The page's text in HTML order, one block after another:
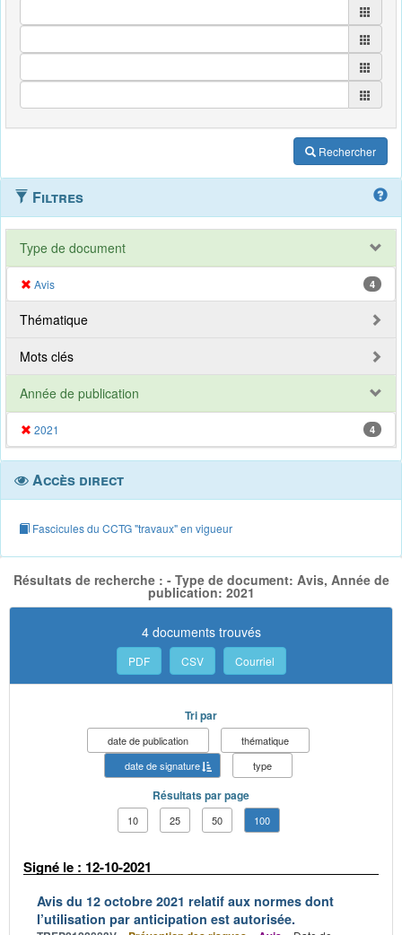
Rechercher
Filtres
Type de document
Avis 4
Thématique
Mots clés
Année de publication
2021 4
Accès direct
Fascicules du CCTG "travaux" en vigueur
Résultats de recherche : - Type de document: Avis, Année de
publication: 2021
4 documents trouvés
PDF CSV Courriel
Tri par
date de publication
thématique
date de signature
type
Résultats par page
10 25 50 100
Signé le : 12-10-2021
Avis du 12 octobre 2021 relatif aux normes dont
l’utilisation par anticipation est autorisée.